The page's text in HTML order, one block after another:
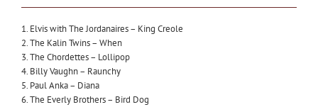
1. Elvis with The Jordanaires – King Creole
2. The Kalin Twins – When
3. The Chordettes – Lollipop
4. Billy Vaughn – Raunchy
5. Paul Anka – Diana
6. The Everly Brothers – Bird Dog